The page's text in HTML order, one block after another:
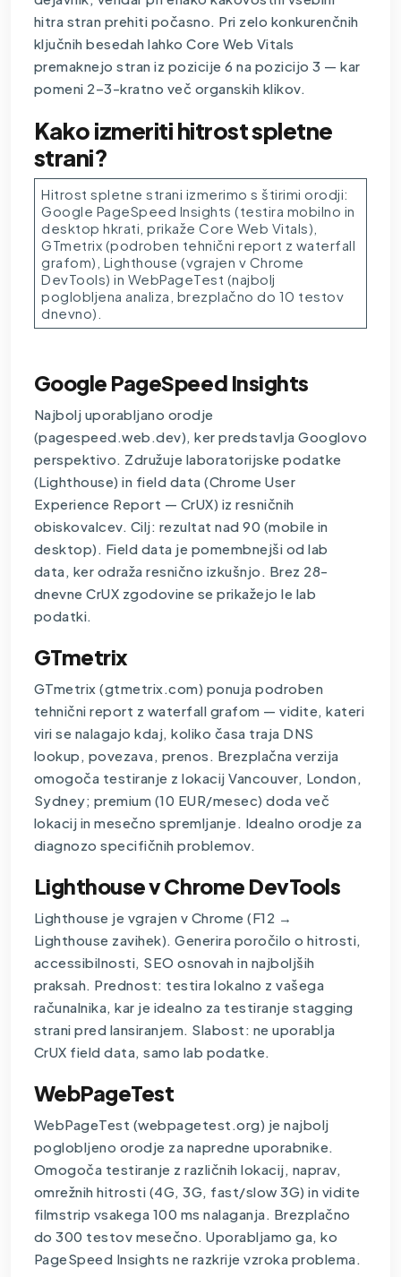
hitra stran prehiti počasno. Pri zelo konkurenčnih
ključnih besedah lahko Core Web Vitals
premaknejo stran iz pozicije 6 na pozicijo 3 — kar
pomeni 2–3-kratno več organskih klikov.
Kako izmeriti hitrost spletne
strani?
Hitrost spletne strani izmerimo s štirimi orodji:
Google PageSpeed Insights (testira mobilno in
desktop hkrati, prikaže Core Web Vitals),
GTmetrix (podroben tehnični report z waterfall
grafom), Lighthouse (vgrajen v Chrome
DevTools) in WebPageTest (najbolj
poglobljena analiza, brezplačno do 10 testov
dnevno).
Google PageSpeed Insights
Najbolj uporabljano orodje
(pagespeed.web.dev), ker predstavlja Googlovo
perspektivo. Združuje laboratorijske podatke
(Lighthouse) in field data (Chrome User
Experience Report — CrUX) iz resničnih
obiskovalcev. Cilj: rezultat nad 90 (mobile in
desktop). Field data je pomembnejši od lab
data, ker odraža resnično izkušnjo. Brez 28-
dnevne CrUX zgodovine se prikažejo le lab
podatki.
GTmetrix
GTmetrix (gtmetrix.com) ponuja podroben
tehnični report z waterfall grafom — vidite, kateri
viri se nalagajo kdaj, koliko časa traja DNS
lookup, povezava, prenos. Brezplačna verzija
omogoča testiranje z lokacij Vancouver, London,
Sydney; premium (10 EUR/mesec) doda več
lokacij in mesečno spremljanje. Idealno orodje za
diagnozo specifičnih problemov.
Lighthouse v Chrome DevTools
Lighthouse je vgrajen v Chrome (F12 →
Lighthouse zavihek). Generira poročilo o hitrosti,
accessibilnosti, SEO osnovah in najboljših
praksah. Prednost: testira lokalno z vašega
računalnika, kar je idealno za testiranje stagging
strani pred lansiranjem. Slabost: ne uporablja
CrUX field data, samo lab podatke.
WebPageTest
WebPageTest (webpagetest.org) je najbolj
poglobljeno orodje za napredne uporabnike.
Omogoča testiranje z različnih lokacij, naprav,
omrežnih hitrosti (4G, 3G, fast/slow 3G) in vidite
filmstrip vsakega 100 ms nalaganja. Brezplačno
do 300 testov mesečno. Uporabljamo ga, ko
PageSpeed Insights ne razkrije vzroka problema.